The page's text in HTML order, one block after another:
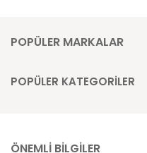
POPÜLER MARKALAR
POPÜLER KATEGORİLER
ÖNEMLİ BİLGİLER